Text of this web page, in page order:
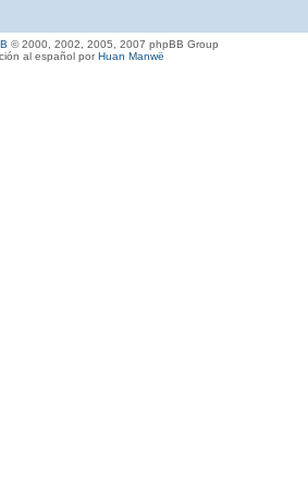
© 2000, 2002, 2005, 2007 phpBB Group
al español porHuan Manwë